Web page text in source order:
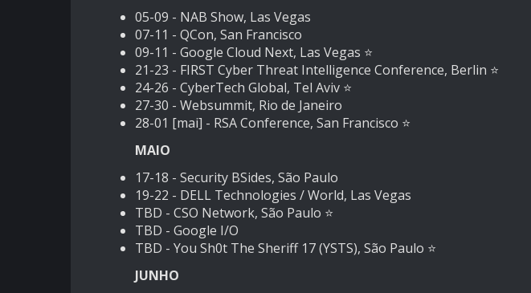
05-09 - NAB Show, Las Vegas
07-11 - QCon, San Francisco
09-11 - Google Cloud Next, Las Vegas ⭐️
21-23 - FIRST Cyber Threat Intelligence Conference, Berlin ⭐️
24-26 - CyberTech Global, Tel Aviv ⭐️
27-30 - Websummit, Rio de Janeiro
28-01 [mai] - RSA Conference, San Francisco ⭐️
MAIO
17-18 - Security BSides, São Paulo
19-22 - DELL Technologies / World, Las Vegas
TBD - CSO Network, São Paulo ⭐️
TBD - Google I/O
TBD - You Sh0t The Sheriff 17 (YSTS), São Paulo ⭐️
JUNHO